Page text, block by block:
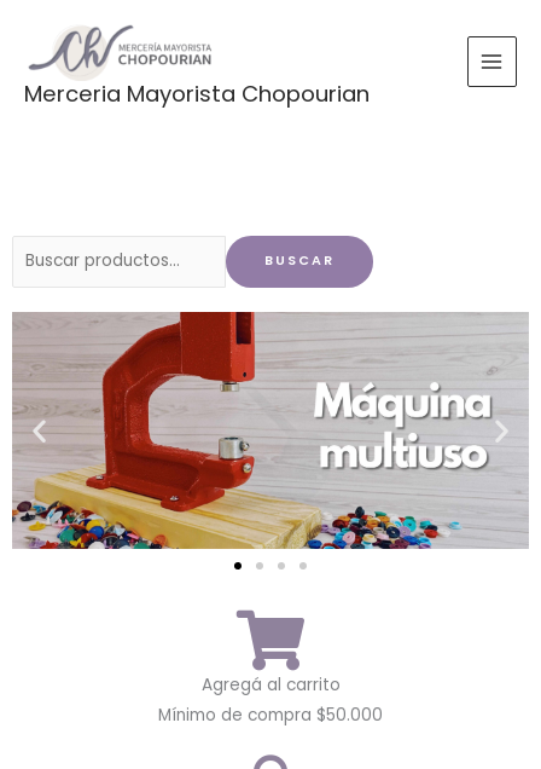
contenido
Merceria Mayorista Chopourian
Buscar
BUSCAR
Agregá al carrito
Mínimo de compra $50.000